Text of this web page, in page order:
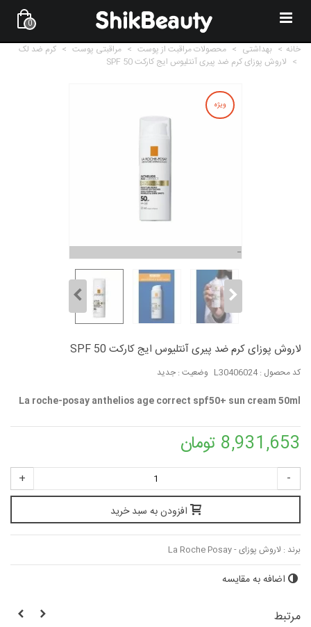
0
خانه > بهداشتی > محصولات مراقبت از پوست > مراقبتی پوست > کرم ضد لک
> لاروش پوزای کرم ضد پیری آنتلیوس ایج کارکت SPF 50
ویژه
لاروش پوزای کرم ضد پیری آنتلیوس ایج کارکت SPF 50
کد محصول : L30406024 وضعیت : جدید
La roche-posay anthelios age correct spf50+ sun cream 50ml
8,931,653 تومان
-
+
افزودن به سبد خرید
برند : لاروش پوزای - La Roche Posay
اضافه به مقایسه
مرتبط